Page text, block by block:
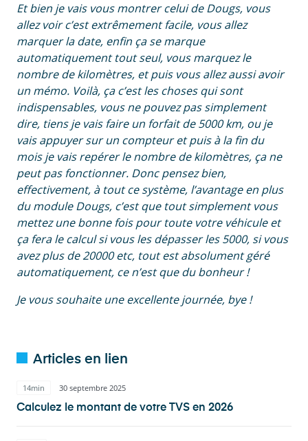
Articles en lien
14min 30 septembre 2025
Calculez le montant de votre TVS en 2026
Et bien je vais vous montrer celui de Dougs, vous
allez voir c’est extrêmement facile, vous allez
marquer la date, enfin ça se marque
automatiquement tout seul, vous marquez le
nombre de kilomètres, et puis vous allez aussi avoir
un mémo. Voilà, ça c’est les choses qui sont
indispensables, vous ne pouvez pas simplement
dire, tiens je vais faire un forfait de 5000 km, ou je
vais appuyer sur un compteur et puis à la fin du
mois je vais repérer le nombre de kilomètres, ça ne
peut pas fonctionner. Donc pensez bien,
effectivement, à tout ce système, l’avantage en plus
du module Dougs, c’est que tout simplement vous
mettez une bonne fois pour toute votre véhicule et
ça fera le calcul si vous les dépasser les 5000, si vous
avez plus de 20000 etc, tout est absolument géré
automatiquement, ce n’est que du bonheur !
Je vous souhaite une excellente journée, bye !